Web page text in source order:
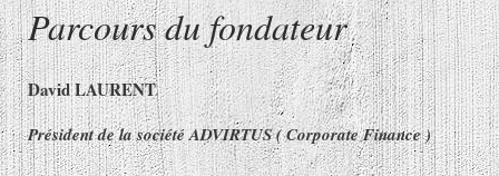
Parcours du fondateur
David LAURENT
Président de la société ADVIRTUS ( Corporate Finance )